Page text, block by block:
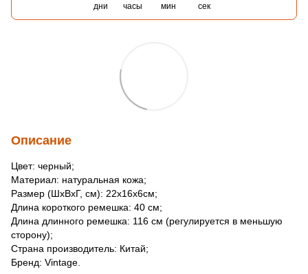
дни часы мин сек
Описание
Цвет: черный;
Материал: натуральная кожа;
Размер (ШхВхГ, см): 22х16х6см;
Длина короткого ремешка: 40 см;
Длина длинного ремешка: 116 см (регулируется в меньшую
сторону);
Страна производитель: Китай;
Бренд: Vintage.